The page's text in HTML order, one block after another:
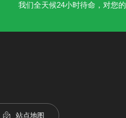
我们全天候24小时待命，对您
站点地图